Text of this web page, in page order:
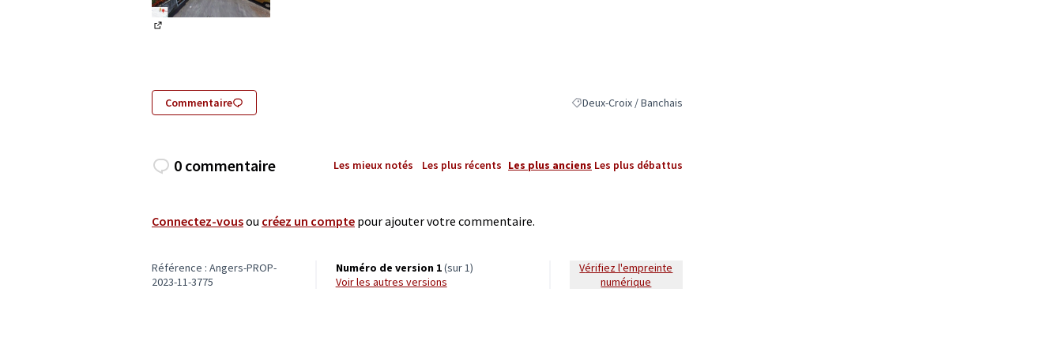
Commentaire Filtrer les résultats pour le secteur : Deux-Croix / Banchais
Deux-Croix / Banchais
0 commentaire Les mieux notés Les plus récents Les plus anciens Les plus débattus
Connectez-vousou créez un compte pour ajouter votre commentaire.
Référence : Angers-PROP-
2023-11-3775
Numéro de version 1(sur 1)
voir les autres versions
Vérifiez l'empreinte
numérique